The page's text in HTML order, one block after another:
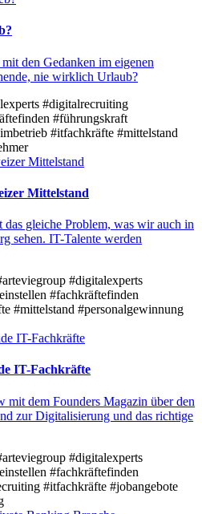
den Gedanken im eigenen
nie wirklich Urlaub?
#digitalrecruiting
#führungskraft
#itfachkräfte #mittelstand
Mittelstand
gleiche Problem, was wir auch in
sehen. IT-Talente werden
#digitalexperts
#fachkräftefinden
#mittelstand #personalgewinnung
IT-Fachkräfte
mit dem Founders Magazin über den
zur Digitalisierung und das richtige
#digitalexperts
#fachkräftefinden
#itfachkräfte #jobangebote